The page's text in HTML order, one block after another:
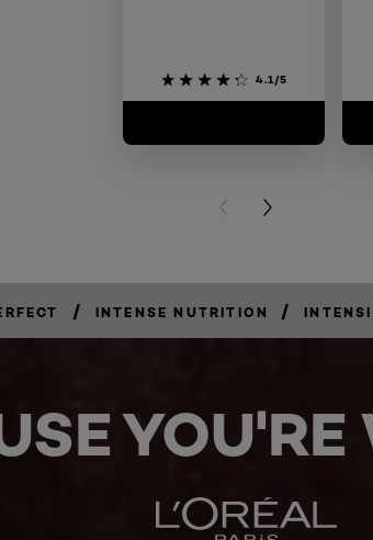
4.1/5
PREVIOUS
NEXT
/ INTENSE NUTRITION /